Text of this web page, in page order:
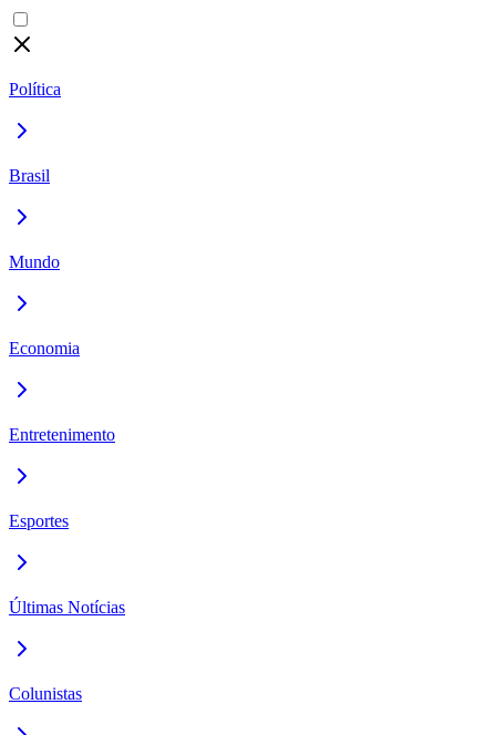
Política
Brasil
Mundo
Economia
Entretenimento
Esportes
Últimas Notícias
Colunistas